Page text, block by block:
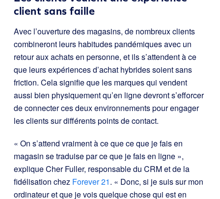
client sans faille
Avec l’ouverture des magasins, de nombreux clients
combineront leurs habitudes pandémiques avec un
retour aux achats en personne, et ils s’attendent à ce
que leurs expériences d’achat hybrides soient sans
friction. Cela signifie que les marques qui vendent
aussi bien physiquement qu’en ligne devront s’efforcer
de connecter ces deux environnements pour engager
les clients sur différents points de contact.
« On s’attend vraiment à ce que ce que je fais en
magasin se traduise par ce que je fais en ligne »,
explique Cher Fuller, responsable du CRM et de la
fidélisation chez Forever 21. « Donc, si je suis sur mon
ordinateur et que je vois quelque chose qui est en